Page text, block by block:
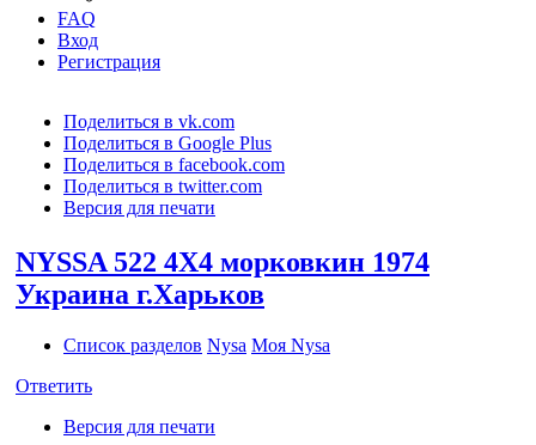
FAQ
Вход
Регистрация
Поделиться в vk.com
Поделиться в Google Plus
Поделиться в facebook.com
Поделиться в twitter.com
Версия для печати
NYSSA 522 4X4 морковкин 1974
Украина г.Харьков
Список разделов Nysa Моя Nysa
Ответить
Версия для печати